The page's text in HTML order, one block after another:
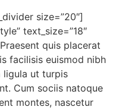
size=”20″]
text_size=”18″
quis placerat
facilisis euismod nibh
ligula ut turpis
Cum sociis natoque
montes, nascetur